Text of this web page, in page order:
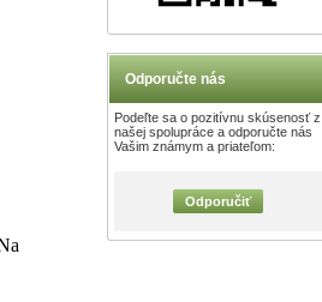
Odporučte nás
Podeľte sa o pozitívnu skúsenosť z
našej spolupráce a odporučte nás
Vašim známym a priateľom:
Odporučiť